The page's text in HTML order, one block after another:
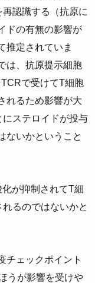
認識する（抗原に
ドの有無の影響が
推定されていま
は、抗原提示細胞
で受けてT細胞
れるため影響が大
ステロイドが投与
ないかということ
が抑制されてT細
るのではないかと
チェックポイント
うが影響を受けや